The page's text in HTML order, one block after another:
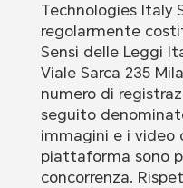
Technologies Italy
regolarmente
Sensi delle Leggi
Viale Sarca 235
numero di
seguito
immagini e i video
piattaforma sono
concorrenza.